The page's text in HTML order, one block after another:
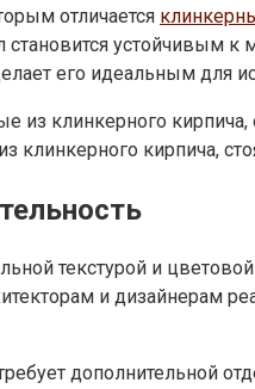
отличается
становится
его идеальным для
из клинкерного
клинкерного кирпича,
текстурой и
и дизайнерам
дополнительной